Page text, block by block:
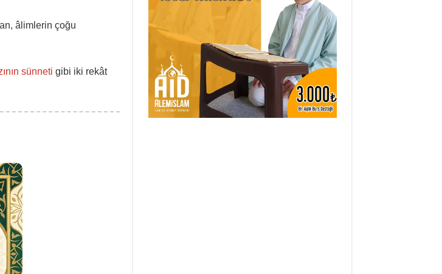
âlimlerin çoğu
sünneti gibi iki rekât